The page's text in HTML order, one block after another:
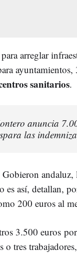
arreglar
sanitarios.
anuncia
las
es así, detallan,
200 euros al
3.500 euros
o tres